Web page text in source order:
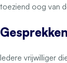
toeziend oog van
Iedere vrijwilliger